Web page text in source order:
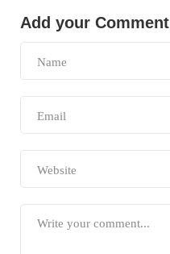
Add your Comment